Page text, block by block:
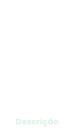
Descrição